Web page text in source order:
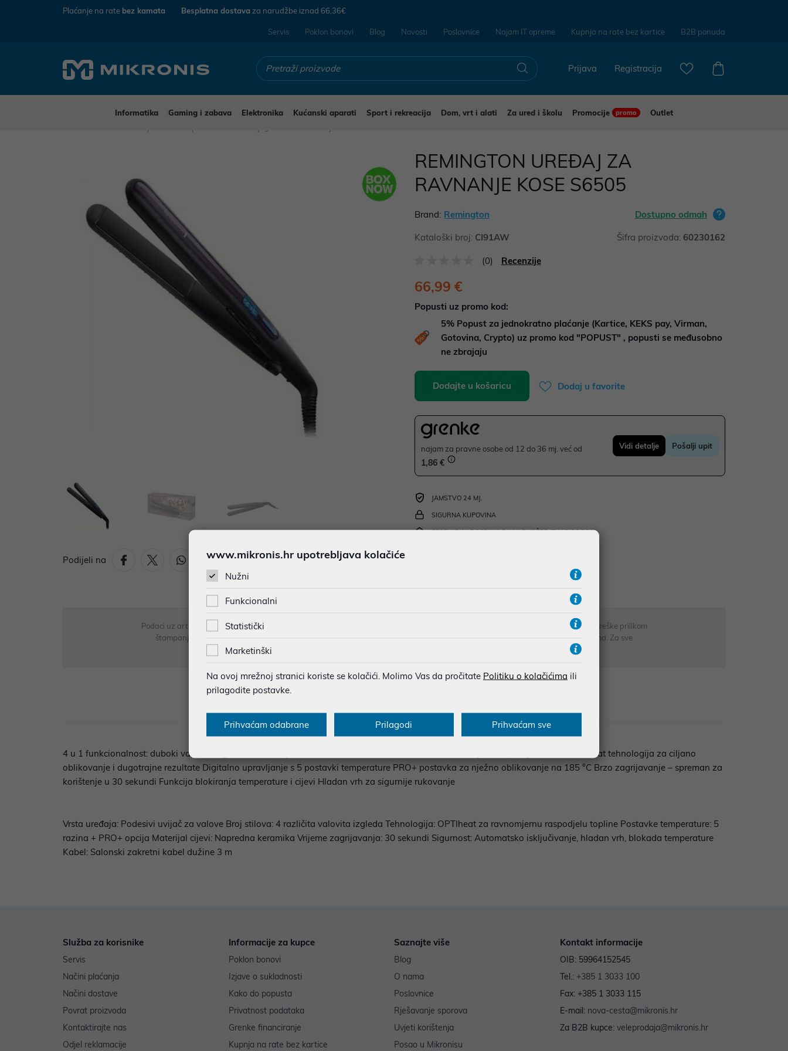
Plaćanje na rate bez kamata Besplatna dostava za narudžbe iznad 66,36€
Servis Poklon bonovi Blog Novosti Poslovnice Najam IT opreme Kupnja na rate bez kartice B2B ponuda
Registracija
Prijava
Informatika Gaming i zabava Elektronika Kućanski aparati Sport i rekreacija Dom, vrt i alati Za ured i školu Promocije promo
Outlet
Podijeli na Ispiši proizvod
REMINGTON UREĐAJ ZA
RAVNANJE KOSE S6505
Brand: Remington Dostupno odmah
Kataloški broj: CI91AW Šifra proizvoda: 60230162
(0) Recenzije
66,99 €
Popusti uz promo kod:
5% Popust za jednokratno plaćanje (Kartice, KEKS pay, Virman,
Gotovina, Crypto) uz promo kod "POPUST" , popusti se međusobno
ne zbrajaju
Dodajte u košaricu Dodaj u favorite
najam za pravne osobe od 12 do 36 mj. već od
1,86 €
Vidi detalje Pošalji upit
JAMSTVO 24 MJ.
SIGURNA KUPOVINA
BESPLATNA DOSTAVA ZA NARUDŽBE IZNAD 66,36€
Podaci uz artikle su prezentirani u dobroj namjeri. Mikronis d.o.o. ne odgovara za eventualne pogreške nastale u opisu proizvoda, greške prilikom
štampanja te promjene u dostupnosti i cijene. Slike artikala su ilustrativne prirode te ne moraju u potpunosti odgovarati artiklima. Za sve
eventualne nejasnoće možete nas kontaktirati na
Opis Specifikacija Raspoloživost Recenzije
4 u 1 funkcionalnost: duboki valovi, blagi valovi, beachy waves, razbarušeni valovi Podesiva dubina cijevi za promjenu stila OPTIheat tehnologija za ciljano
oblikovanje i dugotrajne rezultate Digitalno upravljanje s 5 postavki temperature PRO+ postavka za nježno oblikovanje na 185 °C Brzo zagrijavanje – spreman za
korištenje u 30 sekundi Funkcija blokiranja temperature i cijevi Hladan vrh za sigurnije rukovanje
Vrsta uređaja: Podesivi uvijač za valove Broj stilova: 4 različita valovita izgleda Tehnologija: OPTIheat za ravnomjernu raspodjelu topline Postavke temperature: 5
razina + PRO+ opcija Materijal cijevi: Napredna keramika Vrijeme zagrijavanja: 30 sekundi Sigurnost: Automatsko isključivanje, hladan vrh, blokada temperature
Kabel: Salonski zakretni kabel dužine 3 m
Služba za korisnike
Servis
Načini plaćanja
Načini dostave
Povrat proizvoda
Kontaktirajte nas
Odjel reklamacije
Informacije za kupce
Poklon bonovi
Izjave o sukladnosti
Kako do popusta
Privatnost podataka
Grenke financiranje
Kupnja na rate bez kartice
Saznajte više
Blog
O nama
Poslovnice
Rješavanje sporova
Uvjeti korištenja
Posao u Mikronisu
Kontakt informacije
OIB: 59964152545
Tel.: +385 1 3033 100
Fax: +385 1 3033 115
E-mail: nova-cesta@mikronis.hr
Za B2B kupce: veleprodaja@mikronis.hr
www.mikronis.hr upotrebljava kolačiće
Nužni
Funkcionalni
Statistički
Marketinški
Na ovoj mrežnoj stranici koriste se kolačići. Molimo Vas da pročitate Politiku o kolačićima ili
prilagodite postavke.
Prihvaćam odabrane Prilagodi Prihvaćam sve